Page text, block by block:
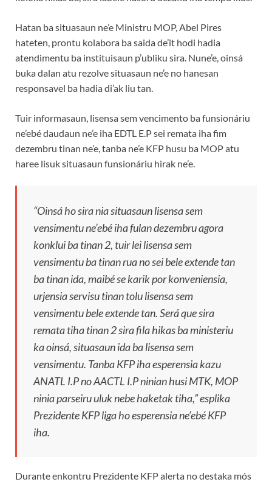
Hatan ba situasaun ne’e Ministru MOP, Abel Pires
hateten, prontu kolabora ba saida de’it hodi hadia
atendimentu ba instituisaun p’ubliku sira. Nune’e, oinsá
buka dalan atu rezolve situasaun ne’e no hanesan
responsavel ba hadia di’ak liu tan.
Tuir informasaun, lisensa sem vencimento ba funsionáriu
ne’ebé daudaun ne’e iha EDTL E.P sei remata iha fim
dezembru tinan ne’e, tanba ne’e KFP husu ba MOP atu
haree lisuk situasaun funsionáriu hirak ne’e.
“Oinsá ho sira nia situasaun lisensa sem
vensimentu ne’ebé iha fulan dezembru agora
konklui ba tinan 2, tuir lei lisensa sem
vensimentu ba tinan rua no sei bele extende tan
ba tinan ida, maibé se karik por konveniensia,
urjensia servisu tinan tolu lisensa sem
vensimentu bele extende tan. Será que sira
remata tiha tinan 2 sira fila hikas ba ministeriu
ka oinsá, situasaun ida ba lisensa sem
vensimentu. Tanba KFP iha esperensia kazu
ANATL I.P no AACTL I.P ninian husi MTK, MOP
ninia parseiru uluk nebe haketak tiha,” esplika
Prezidente KFP liga ho esperensia ne’ebé KFP
iha.
Durante enkontru Prezidente KFP alerta no destaka mós